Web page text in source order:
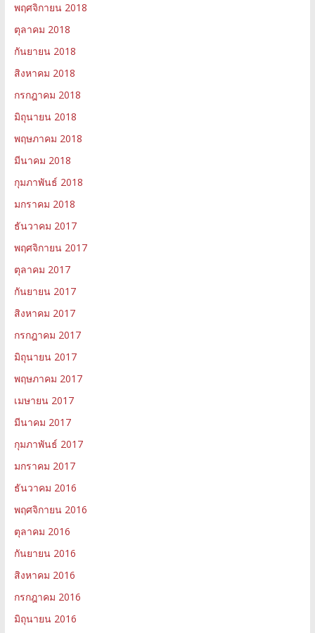
พฤศจิกายน 2018
ตุลาคม 2018
กันยายน 2018
สิงหาคม 2018
กรกฎาคม 2018
มิถุนายน 2018
พฤษภาคม 2018
มีนาคม 2018
กุมภาพันธ์ 2018
มกราคม 2018
ธันวาคม 2017
พฤศจิกายน 2017
ตุลาคม 2017
กันยายน 2017
สิงหาคม 2017
กรกฎาคม 2017
มิถุนายน 2017
พฤษภาคม 2017
เมษายน 2017
มีนาคม 2017
กุมภาพันธ์ 2017
มกราคม 2017
ธันวาคม 2016
พฤศจิกายน 2016
ตุลาคม 2016
กันยายน 2016
สิงหาคม 2016
กรกฎาคม 2016
มิถุนายน 2016